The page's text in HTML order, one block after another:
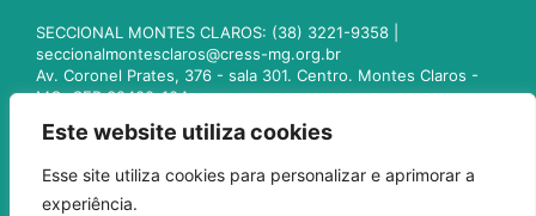
Este website utiliza cookies
Esse site utiliza cookies para personalizar e aprimorar a
experiência.
SECCIONAL MONTES CLAROS: (38) 3221-9358 |
seccionalmontesclaros@cress-mg.org.br
Av. Coronel Prates, 376 - sala 301. Centro. Montes Claros -
MG. CEP 39400-104
seccionaluberlandia@cress-mg.org.br
Av. Afonso Pena, 547 - sala 101. Uberlândia - MG. CEP